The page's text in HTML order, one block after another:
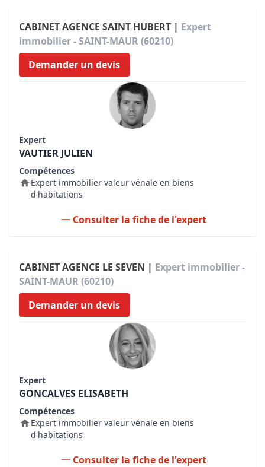
CABINET AGENCE SAINT HUBERT | Expert
immobilier - SAINT-MAUR (60210)
Demander un devis
Expert
VAUTIER JULIEN
Compétences
Expert immobilier valeur vénale en biens
d'habitations
Consulter la fiche de l'expert
CABINET AGENCE LE SEVEN | Expert immobilier -
SAINT-MAUR (60210)
Demander un devis
Expert
GONCALVES ELISABETH
Compétences
Expert immobilier valeur vénale en biens
d'habitations
Consulter la fiche de l'expert